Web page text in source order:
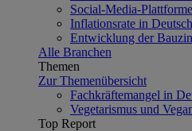
Social-Media-
Inflationsrate in
Entwicklung der
Alle Branchen
Themen
Zur Themenübersicht
Fachkräftemangel in
Vegetarismus und
Top Report